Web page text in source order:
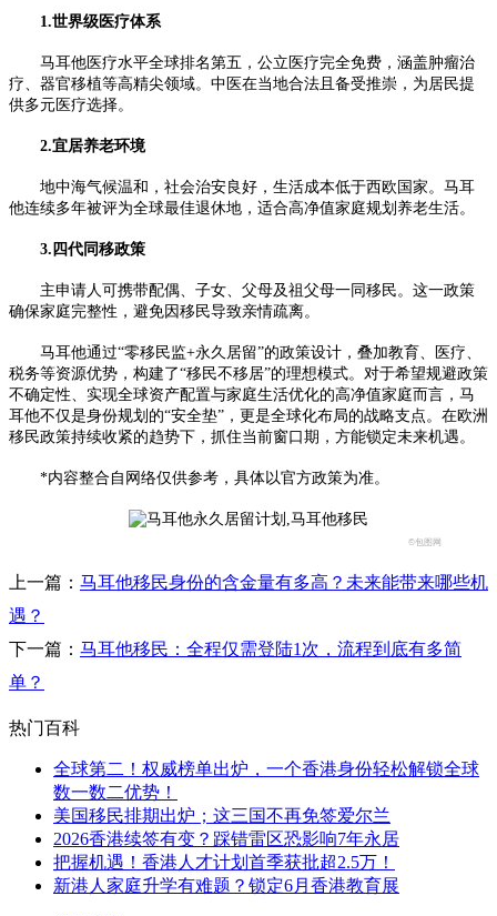
1.世界级医疗体系
马耳他医疗水平全球排名第五，公立医疗完全免费，涵盖肿瘤治
疗、器官移植等高精尖领域。中医在当地合法且备受推崇，为居民提
供多元医疗选择。
2.宜居养老环境
地中海气候温和，社会治安良好，生活成本低于西欧国家。马耳
他连续多年被评为全球最佳退休地，适合高净值家庭规划养老生活。
3.四代同移政策
主申请人可携带配偶、子女、父母及祖父母一同移民。这一政策
确保家庭完整性，避免因移民导致亲情疏离。
马耳他通过“零移民监+永久居留”的政策设计，叠加教育、医疗、
税务等资源优势，构建了“移民不移居”的理想模式。对于希望规避政策
不确定性、实现全球资产配置与家庭生活优化的高净值家庭而言，马
耳他不仅是身份规划的“安全垫”，更是全球化布局的战略支点。在欧洲
移民政策持续收紧的趋势下，抓住当前窗口期，方能锁定未来机遇。
*内容整合自网络仅供参考，具体以官方政策为准。
©包图网
上一篇： 马耳他移民身份的含金量有多高？未来能带来哪些机
遇？
下一篇： 马耳他移民：全程仅需登陆1次，流程到底有多简
单？
热门百科
全球第二！权威榜单出炉，一个香港身份轻松解锁全球
数一数二优势！
美国移民排期出炉；这三国不再免签爱尔兰
2026香港续签有变？踩错雷区恐影响7年永居
把握机遇！香港人才计划首季获批超2.5万！
新港人家庭升学有难题？锁定6月香港教育展